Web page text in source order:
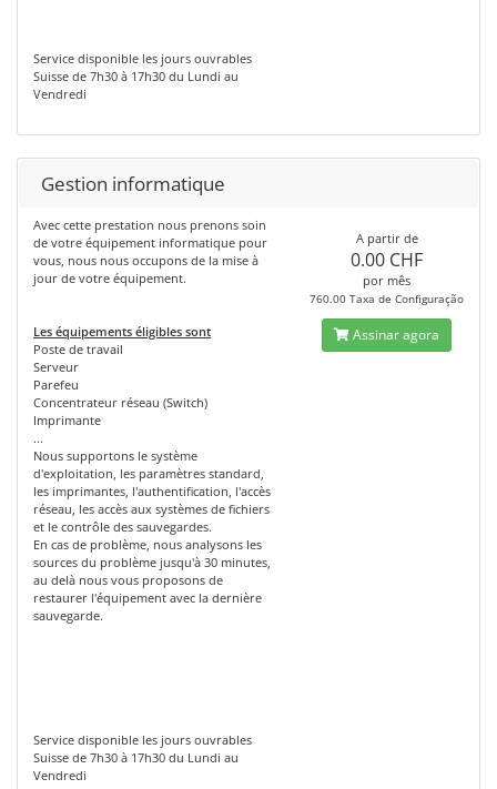
Service disponible les jours ouvrables
Suisse de 7h30 à 17h30 du Lundi au
Vendredi
Gestion informatique
Avec cette prestation nous prenons soin
de votre équipement informatique pour
vous, nous nous occupons de la mise à
jour de votre équipement.
Les équipements éligibles sont
Poste de travail
Serveur
Parefeu
Concentrateur réseau (Switch)
Imprimante
...
Nous supportons le système
d'exploitation, les paramètres standard,
les imprimantes, l'authentification, l'accès
réseau, les accès aux systèmes de fichiers
et le contrôle des sauvegardes.
En cas de problème, nous analysons les
sources du problème jusqu'à 30 minutes,
au delà nous vous proposons de
restaurer l'équipement avec la dernière
sauvegarde.
Service disponible les jours ouvrables
Suisse de 7h30 à 17h30 du Lundi au
Vendredi
A partir de
0.00 CHF
por mês
760.00 Taxa de Configuração
Assinar agora